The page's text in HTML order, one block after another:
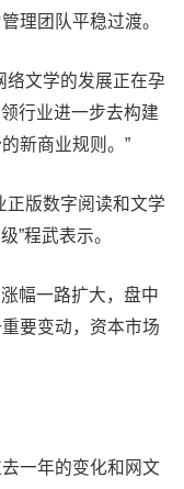
理团队平稳过渡。
络文学的发展正在孕
行业进一步去构建
新商业规则。”
正版数字阅读和文学
”程武表示。
幅一路扩大，盘中
要变动，资本市场
一年的变化和网文